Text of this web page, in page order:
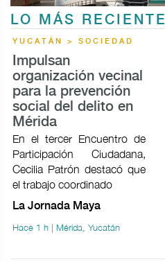
LO MÁS RECIENTE
YUCATÁN > SOCIEDAD
Impulsan
organización vecinal
para la prevención
social del delito en
Mérida
En el tercer Encuentro de
Participación Ciudadana,
Cecilia Patrón destacó que
el trabajo coordinado
La Jornada Maya
Hace 1 h | Mérida, Yucatán